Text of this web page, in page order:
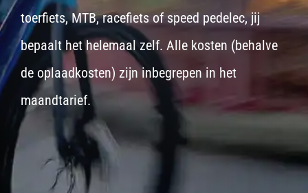
toerfiets,MTB,racefietsof speed pedelec, jij
bepaalt het helemaal zelf. Alle kosten (behalve
de oplaadkosten) zijn inbegrepen in het
maandtarief.